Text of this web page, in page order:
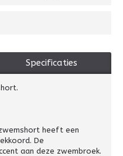
Specificaties
heeft een
De
aan deze zwembroek.